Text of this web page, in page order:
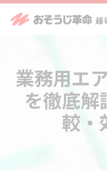
業務用エ
を徹底解
較・